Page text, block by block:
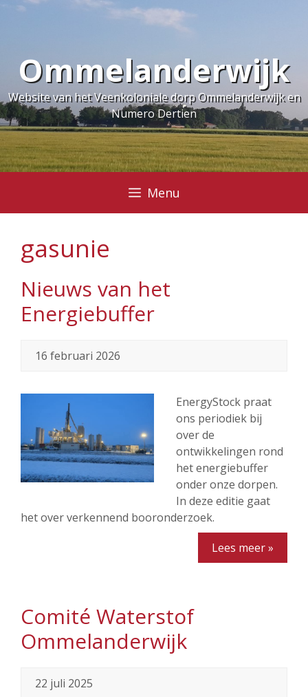
inhoudOmmelanderwijk
Website van het Veenkoloniale dorp Ommelanderwijk en
Numero Dertien
Menu
gasunie
Nieuws van het
Energiebuffer
16 februari 2026
EnergyStock praat
ons periodiek bij
over de
ontwikkelingen rond
het energiebuffer
onder onze dorpen.
In deze editie gaat
het over verkennend booronderzoek.
Lees meer »
Comité Waterstof
Ommelanderwijk
22 juli 2025